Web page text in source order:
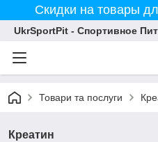
Скидки на товары
UkrSportPit - Спортивное
Товари та послуги
Креатин